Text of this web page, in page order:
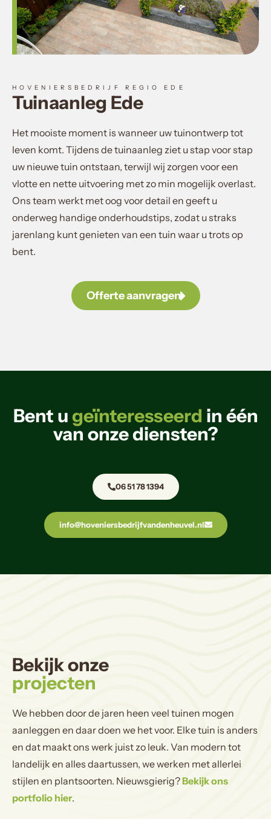
HOVENIERSBEDRIJF REGIO EDE
Tuinaanleg Ede
Het mooiste moment is wanneer uw tuinontwerp tot
leven komt. Tijdens de tuinaanleg ziet u stap voor stap
uw nieuwe tuin ontstaan, terwijl wij zorgen voor een
vlotte en nette uitvoering met zo min mogelijk overlast.
Ons team werkt met oog voor detail en geeft u
onderweg handige onderhoudstips, zodat u straks
jarenlang kunt genieten van een tuin waar u trots op
bent.
Offerte aanvragen
Bent ugeïnteresseerd in één
van onze diensten?
06 51 78 1394
info@hoveniersbedrijfvandenheuvel.nl
Bekijk onze
projecten
We hebben door de jaren heen veel tuinen mogen
aanleggen en daar doen we het voor. Elke tuin is anders
en dat maakt ons werk juist zo leuk. Van modern tot
landelijk en alles daartussen, we werken met allerlei
stijlen en plantsoorten. Nieuwsgierig?Bekijk ons
portfolio hier.